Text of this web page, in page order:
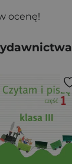
ocenę!